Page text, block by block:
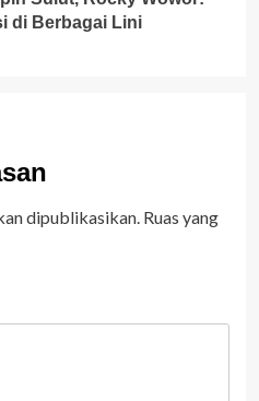
di Berbagai Lini
dipublikasikan. Ruas yang